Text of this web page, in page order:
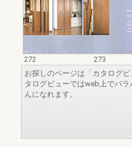
272
273
お探しのページは「カタログ
タログビューではweb上でパ
んになれます。